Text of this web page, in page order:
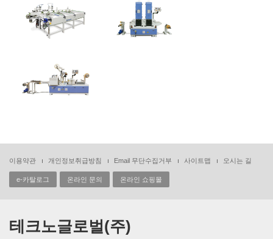
이용약관 개인정보취급방침 Email 무단수집거부 사이트맵 오시는 길
e-카탈로그 온라인 문의 온라인 쇼핑몰
테크노글로벌(주)